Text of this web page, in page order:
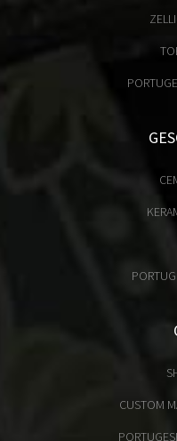
CUSTOM